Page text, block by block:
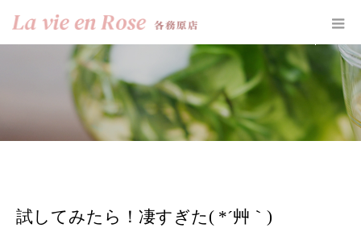
試してみたら！凄すぎた( *´艸｀)